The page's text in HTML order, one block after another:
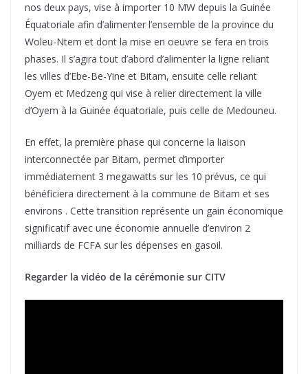
nos deux pays, vise à importer 10 MW depuis la Guinée
Équatoriale afin d’alimenter l’ensemble de la province du
Woleu-Ntem et dont la mise en oeuvre se fera en trois
phases. Il s’agira tout d’abord d’alimenter la ligne reliant
les villes d’Ebe-Be-Yine et Bitam, ensuite celle reliant
Oyem et Medzeng qui vise à relier directement la ville
d’Oyem à la Guinée équatoriale, puis celle de Medouneu.
En effet, la première phase qui concerne la liaison
interconnectée par Bitam, permet d’importer
immédiatement 3 megawatts sur les 10 prévus, ce qui
bénéficiera directement à la commune de Bitam et ses
environs . Cette transition représente un gain économique
significatif avec une économie annuelle d’environ 2
milliards de FCFA sur les dépenses en gasoil.
Regarder la vidéo de la cérémonie sur CITV